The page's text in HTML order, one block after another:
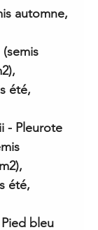
automne,
été,
- Pleurote
été,
bleu